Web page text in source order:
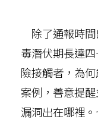
除了通報時間
毒潛伏期長達
險接觸者，為
案例，善意提
漏洞出在哪裡